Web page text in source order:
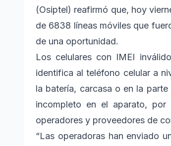
(Osiptel) reafirmó que, hoy
de 6838 líneas móviles que
de una oportunidad.
Los celulares con IMEI
identifica al teléfono celular a
la batería, carcasa o en la
incompleto en el aparato,
operadores y proveedores de
“Las operadoras han enviado